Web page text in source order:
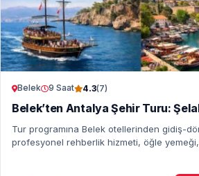
Belek 9 Saat 4.3(7)
Belek’ten Antalya Şehir Turu:
Tur programına Belek otellerinden gidiş-
profesyonel rehberlik hizmeti, öğle